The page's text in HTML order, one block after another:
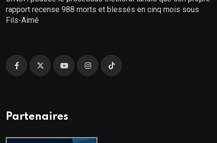
rapport recense 988 morts et blessés en cinq mois sous
Fils-Aimé
Partenaires